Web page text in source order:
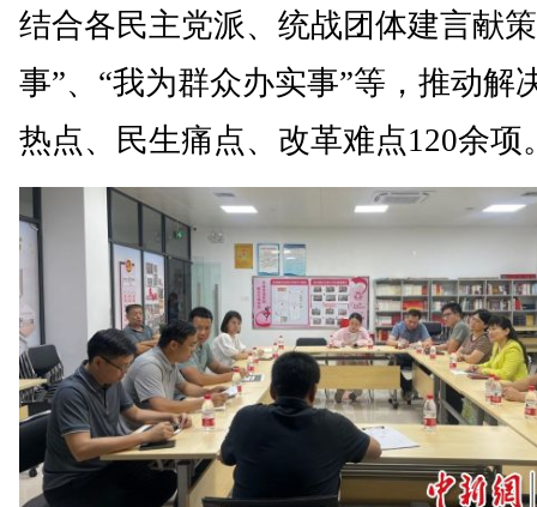
结合各民主党派、统战团体建言献
事”、“我为群众办实事”等，推动解
热点、民生痛点、改革难点120余项